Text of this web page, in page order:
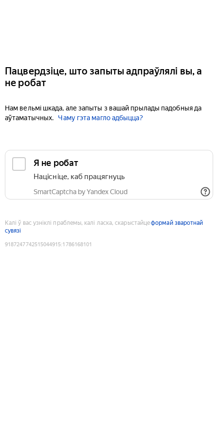
Пацвердзіце, што запыты адпраўлялі вы, а
не робат
Нам вельмі шкада, але запыты з вашай прылады падобныя да
аўтаматычных.
Чаму гэта магло адбыцца?
Я не робат
Націсніце, каб працягнуць
SmartCaptcha by Yandex Cloud
Калі ў вас узніклі праблемы, калі ласка, скарыстайцеформай зваротнай
сувязі
9187247742515044915:1786168101